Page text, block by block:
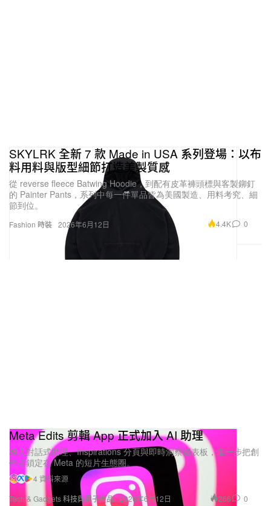
Fashion 時裝
SKYLRK 全新 7 款 Made in USA 系列登場：以布
料用料與版型細節打造美製質感
從 reverse fleece Batwing Hoodie，到配有皮革褲頭標與客製鉚釘
的 Painter Pants，系列中每一件單品皆為美國製造、用料考究、細
節到位。
2026年6月12日 4.4K 0
Tech & Gadgets 科技與電子產品
Meta Edits 剪輯 App 正式加入 AI 助理
導入對話式助理、Inspirations 分頁與即時洞察儀表板，進一步把創
作者鎖定在 Meta 的短片生態圈。
4 資料來源
2026年6月12日
266 0